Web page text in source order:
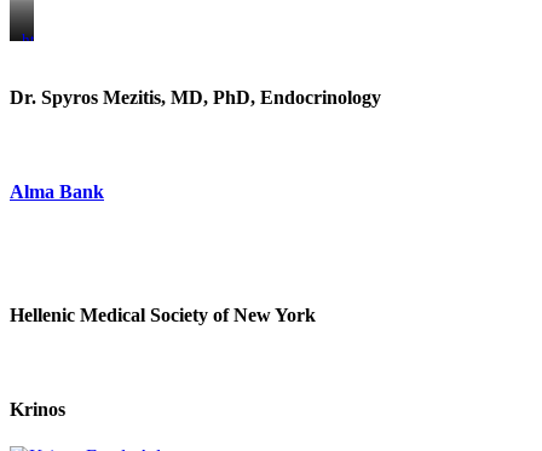
https://www.unitedbrothersfruitmarkets.com/
https://www.unitedbrothersfruitmarkets.com/
Dr. Spyros Mezitis, MD, PhD, Endocrinology
Alma Bank
Hellenic Medical Society of New York
Krinos